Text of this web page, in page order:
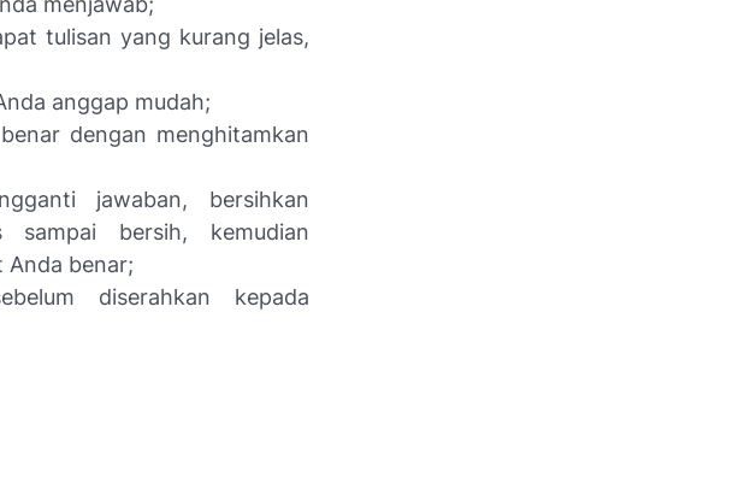
tulisan yang kurang jelas,
anggap mudah;
dengan menghitamkan
jawaban, bersihkan
sampai bersih, kemudian
Anda benar;
diserahkan kepada